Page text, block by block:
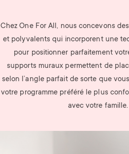
Chez One For All, nous concevons
et polyvalents qui incorporent une
pour positionner parfaitement
supports muraux permettent de
selon l’angle parfait de sorte que
votre programme préféré le plus
avec votre famille.